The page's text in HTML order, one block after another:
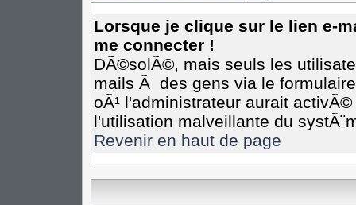
Lorsque je clique sur le lien e-
me connecter !
DÃ©solÃ©, mais seuls les
mails Ã des gens via le
oÃ¹ l'administrateur aurait
l'utilisation malveillante du
Revenir en haut de page